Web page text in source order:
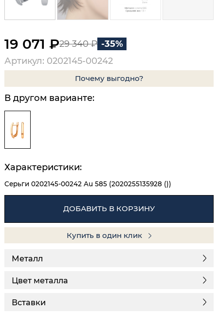
19 071 ₽29 340 ₽ -35%
Артикул: 0202145-00242
Почему выгодно?
В другом варианте:
Характеристики:
Серьги 0202145-00242 Au 585 (2020255135928 ())
ДОБАВИТЬ В КОРЗИНУ
Купить в один клик
Металл
Цвет металла
Вставки